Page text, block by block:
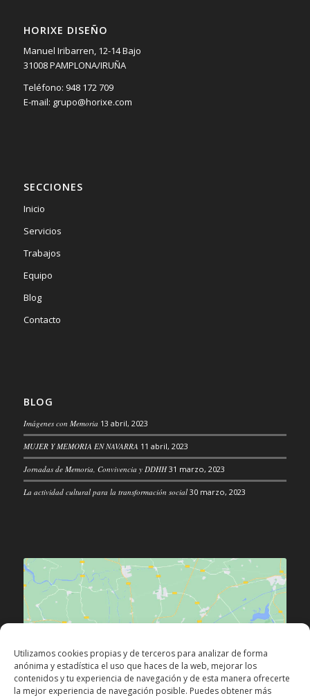
Utilizamos cookies propias y de terceros para analizar de forma
anónima y estadística el uso que haces de la web, mejorar los
contenidos y tu experiencia de navegación y de esta manera ofrecerte
la mejor experiencia de navegación posible. Puedes obtener más
HORIXE DISEÑO
Manuel Iribarren, 12-14 Bajo
31008 PAMPLONA/IRUÑA
Teléfono: 948 172 709
E-mail: grupo@horixe.com
SECCIONES
Inicio
Servicios
Trabajos
Equipo
Blog
Contacto
BLOG
Imágenes con Memoria 13 abril, 2023
MUJER Y MEMORIA EN NAVARRA 11 abril, 2023
Jornadas de Memoria, Convivencia y DDHH 31 marzo, 2023
La actividad cultural para la transformación social 30 marzo, 2023
márketing y permitir este contenido